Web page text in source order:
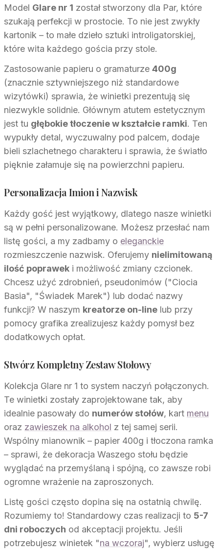
Model Glare nr 1 został stworzony dla Par, które
szukają perfekcji w prostocie. To nie jest zwykły
kartonik – to małe dzieło sztuki introligatorskiej,
które wita każdego gościa przy stole.
Zastosowanie papieru o gramaturze 400g
(znacznie sztywniejszego niż standardowe
wizytówki) sprawia, że winietki prezentują się
niezwykle solidnie. Głównym atutem estetycznym
jest tu głębokie tłoczenie w kształcie ramki. Ten
wypukły detal, wyczuwalny pod palcem, dodaje
bieli szlachetnego charakteru i sprawia, że światło
pięknie załamuje się na powierzchni papieru.
Personalizacja Imion i Nazwisk
Każdy gość jest wyjątkowy, dlatego nasze winietki
są w pełni personalizowane. Możesz przesłać nam
listę gości, a my zadbamy o eleganckie
rozmieszczenie nazwisk. Oferujemy nielimitowaną
ilość poprawek i możliwość zmiany czcionek.
Chcesz użyć zdrobnień, pseudonimów ("Ciocia
Basia", "Świadek Marek") lub dodać nazwy
funkcji? W naszym kreatorze on-line lub przy
pomocy grafika zrealizujesz każdy pomysł bez
dodatkowych opłat.
Stwórz Kompletny Zestaw Stołowy
Kolekcja Glare nr 1 to system naczyń połączonych.
Te winietki zostały zaprojektowane tak, aby
idealnie pasowały do numerów stołów, kart menu
oraz zawieszek na alkohol z tej samej serii.
Wspólny mianownik – papier 400g i tłoczona ramka
– sprawi, że dekoracja Waszego stołu będzie
wyglądać na przemyślaną i spójną, co zawsze robi
ogromne wrażenie na zaproszonych.
Listę gości często dopina się na ostatnią chwilę.
Rozumiemy to! Standardowy czas realizacji to 5-7
dni roboczych od akceptacji projektu. Jeśli
potrzebujesz winietek "na wczoraj", wybierz usługę